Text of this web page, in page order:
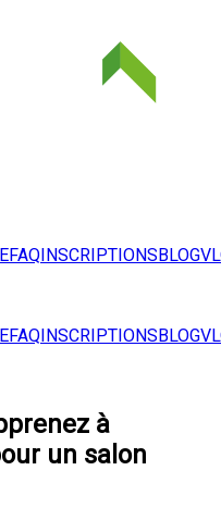
FAQINSCRIPTIONSBLOG
FAQINSCRIPTIONSBLOG
à
un salon